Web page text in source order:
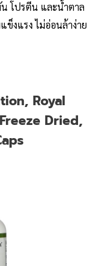
น โปรตีน และน้ำตาล
ข็งแรง ไม่อ่อนล้าง่าย
Royal
Dried,